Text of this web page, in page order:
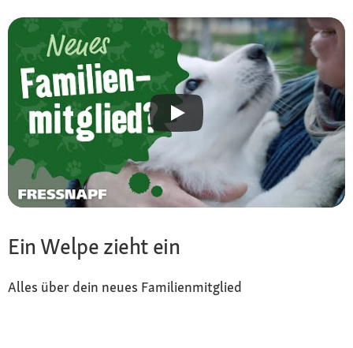
Ein Welpe zieht ein
Alles über dein neues Familienmitglied